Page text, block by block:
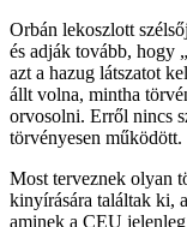
Orbán lekoszlott
és adják tovább, hogy
azt a hazug látszatot
állt volna, mintha
orvosolni. Erről nincs
törvényesen működött.
Most terveznek olyan
kinyírására találtak ki,
aminek a CEU